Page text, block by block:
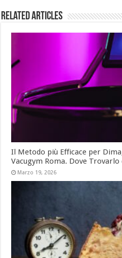
Related Articles
Il Metodo più Efficace per
Vacugym Roma. Dove Trovarlo
Marzo 19, 2026